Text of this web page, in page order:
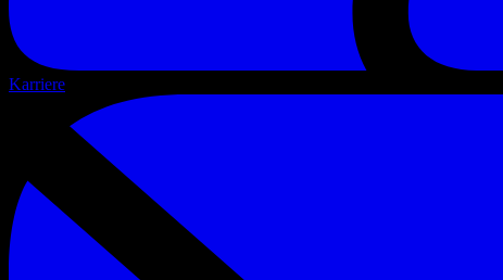
Karriere